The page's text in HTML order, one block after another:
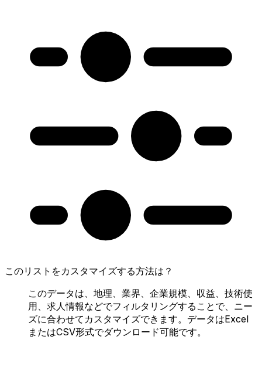
このリストをカスタマイズする方法は？
このデータは、地理、業界、企業規模、収益、技術使
用、求人情報などでフィルタリングすることで、ニー
ズに合わせてカスタマイズできます。データはExcel
またはCSV形式でダウンロード可能です。